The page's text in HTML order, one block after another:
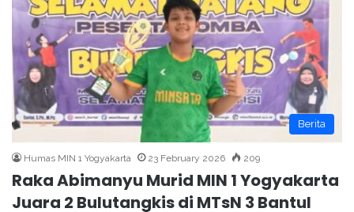
Berita
Humas MIN 1 Yogyakarta 23 February 2026 209
Raka Abimanyu Murid MIN 1 Yogyakarta
Juara 2 Bulutangkis di MTsN 3 Bantul